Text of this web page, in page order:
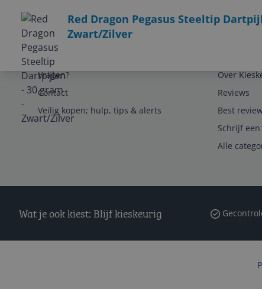
Red Dragon Pegasus Steeltip
Zwart/Zilver
Service
Vragen?
Contact
Veilig kopen; hulp, tips & alerts
Over
Reviews
Best
Schrijf
Alle
Wat je ook kiest: Blijf kieskeurig